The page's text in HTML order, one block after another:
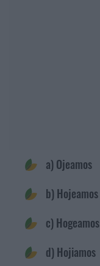
a) Ojeamos
b) Hojeamos
c) Hogeamos
d) Hojiamos